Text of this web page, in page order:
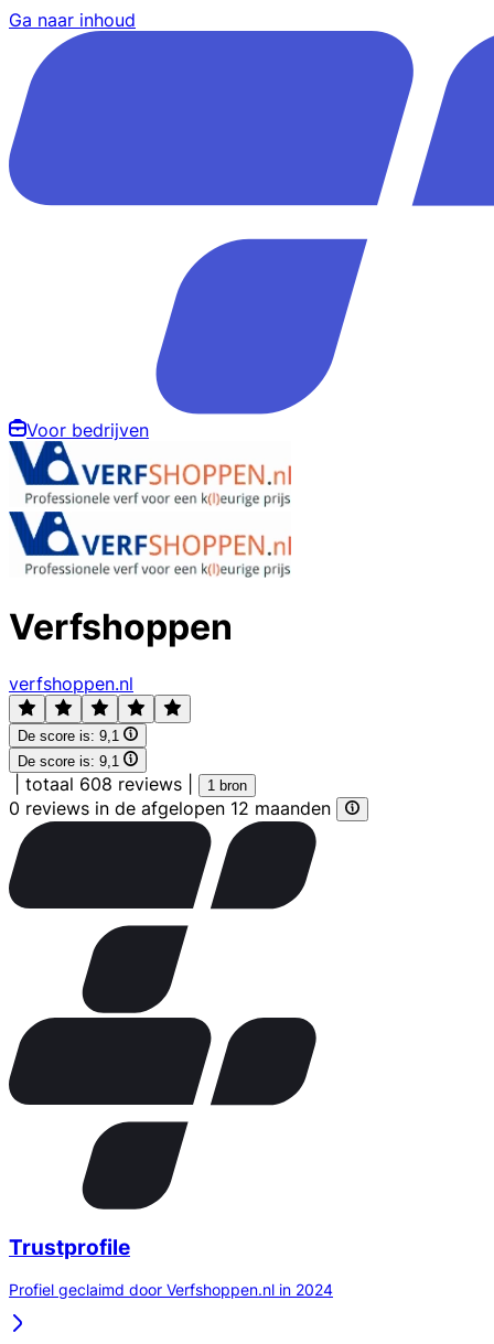
Ga naar inhoud
Voor bedrijven
Verfshoppen
verfshoppen.nl
De score is: 9,1
De score is: 9,1
totaal 608 reviews 1 bron
0 reviews in de afgelopen 12 maanden
Trustprofile
Profiel geclaimd door Verfshoppen.nl in 2024